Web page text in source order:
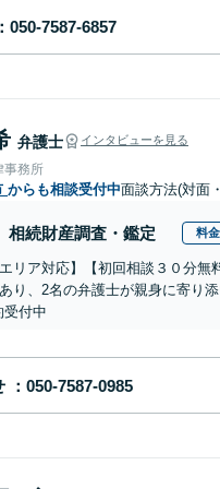
弁護士 インタビューを見る
事務所
からも相談受付中面談方法(対面
相続財産調査・鑑定 料
リア対応】【初回相談３０分無
り、2名の弁護士が親身に寄り
受付中